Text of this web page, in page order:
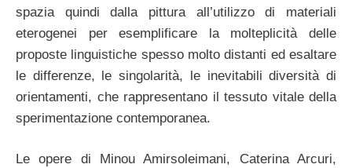
spazia quindi dalla pittura all’utilizzo di materiali
eterogenei per esemplificare la molteplicità delle
proposte linguistiche spesso molto distanti ed esaltare
le differenze, le singolarità, le inevitabili diversità di
orientamenti, che rappresentano il tessuto vitale della
sperimentazione contemporanea.
Le opere di Minou Amirsoleimani, Caterina Arcuri,